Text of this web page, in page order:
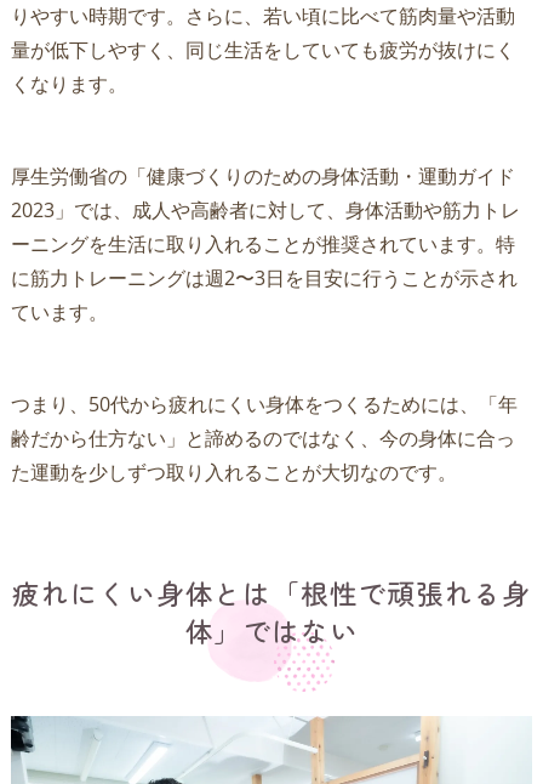
りやすい時期です。さらに、若い頃に比べて筋肉量や活動
量が低下しやすく、同じ生活をしていても疲労が抜けにく
くなります。
厚生労働省の「健康づくりのための身体活動・運動ガイド
2023」では、成人や高齢者に対して、身体活動や筋力トレ
ーニングを生活に取り入れることが推奨されています。特
に筋力トレーニングは週2〜3日を目安に行うことが示され
ています。
つまり、50代から疲れにくい身体をつくるためには、「年
齢だから仕方ない」と諦めるのではなく、今の身体に合っ
た運動を少しずつ取り入れることが大切なのです。
疲れにくい身体とは「根性で頑張れる身
体」ではない